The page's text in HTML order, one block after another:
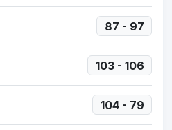
87 - 97
103 - 106
104 - 79